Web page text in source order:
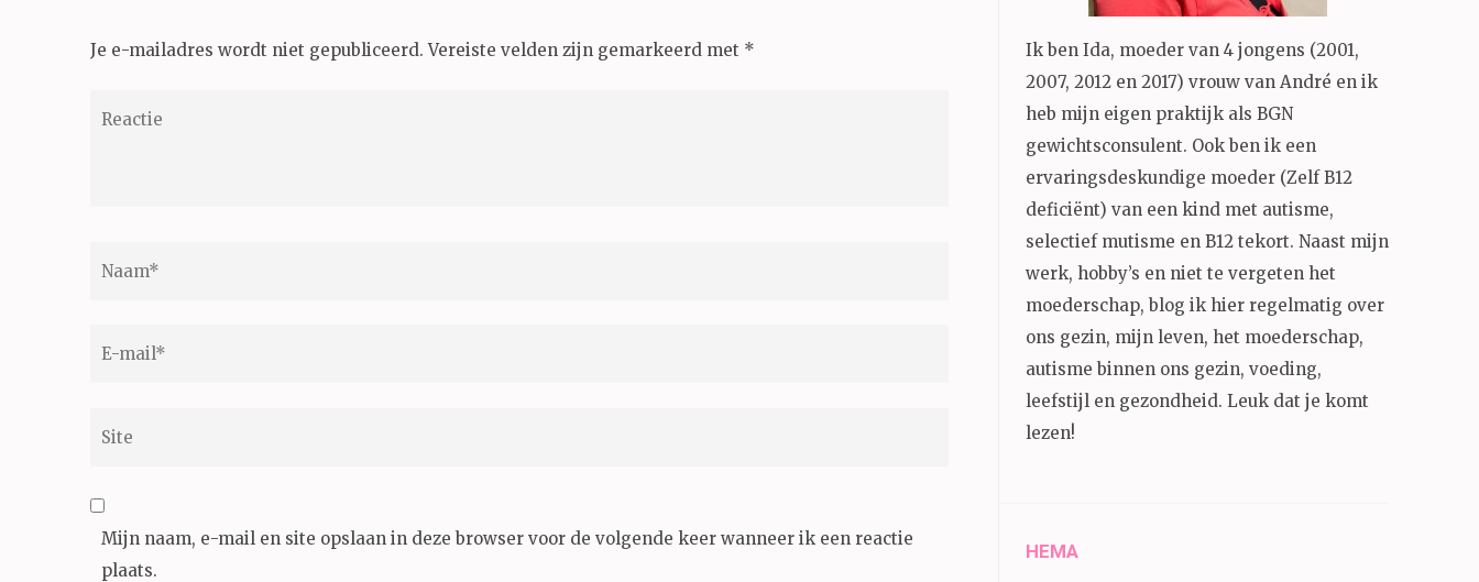
Je e-mailadres wordt niet gepubliceerd. Vereiste velden zijn gemarkeerd met *
Mijn naam, e-mail en site opslaan in deze browser voor de volgende keer wanneer ik een reactie
plaats.
Ik ben Ida, moeder van 4 jongens (2001,
2007, 2012 en 2017) vrouw van André en ik
heb mijn eigen praktijk als BGN
gewichtsconsulent. Ook ben ik een
ervaringsdeskundige moeder (Zelf B12
deficiënt) van een kind met autisme,
selectief mutisme en B12 tekort. Naast mijn
werk, hobby’s en niet te vergeten het
moederschap, blog ik hier regelmatig over
ons gezin, mijn leven, het moederschap,
autisme binnen ons gezin, voeding,
leefstijl en gezondheid. Leuk dat je komt
lezen!
HEMA